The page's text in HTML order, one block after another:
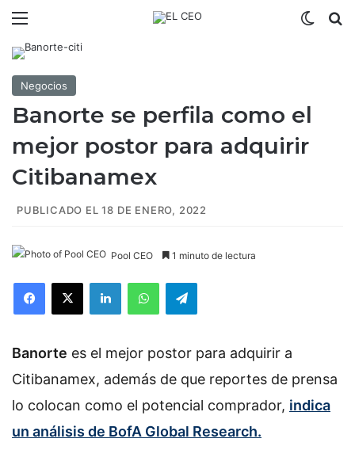
Negocios
Banorte se perfila como el
mejor postor para adquirir
Citibanamex
PUBLICADO EL 18 DE ENERO, 2022
Pool CEO 1 minuto de lectura
Banorte es el mejor postor para adquirir a
Citibanamex, además de que reportes de prensa
lo colocan como el potencial comprador, indica
un análisis de BofA Global Research.